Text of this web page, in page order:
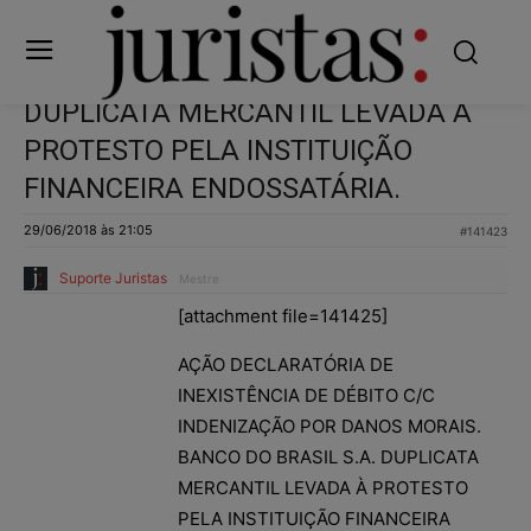
DUPLICATA MERCANTIL LEVADA À
PROTESTO PELA INSTITUIÇÃO
FINANCEIRA ENDOSSATÁRIA.
29/06/2018 às 21:05 #141423
Suporte Juristas Mestre
[attachment file=141425]
AÇÃO DECLARATÓRIA DE
INEXISTÊNCIA DE DÉBITO C/C
INDENIZAÇÃO POR DANOS MORAIS.
BANCO DO BRASIL S.A. DUPLICATA
MERCANTIL LEVADA À PROTESTO
PELA INSTITUIÇÃO FINANCEIRA